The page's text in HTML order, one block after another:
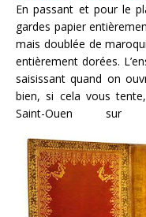
En passant et pour le
gardes papier
mais doublée de
entièrement dorées.
saisissant quand on
bien, si cela vous
Saint-Ouen